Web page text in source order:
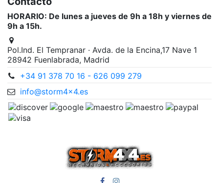
HORARIO: De lunes a jueves de 9h a 18h y viernes de
9h a 15h.
Pol.Ind. El Tempranar · Avda. de la Encina,17 Nave 1
28942 Fuenlabrada, Madrid
+34 91 378 70 16 - 626 099 279
info@storm4x4.es